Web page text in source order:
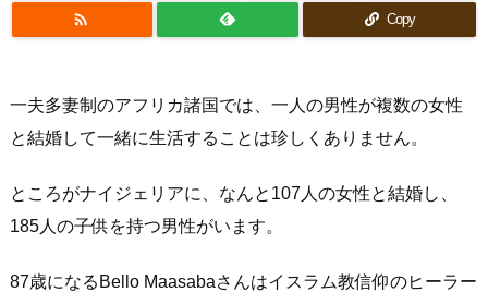
 Copy
一夫多妻制のアフリカ諸国では、一人の男性が複数の女性
と結婚して一緒に生活することは珍しくありません。
ところがナイジェリアに、なんと107人の女性と結婚し、
185人の子供を持つ男性がいます。
87歳になるBello Maasabaさんはイスラム教信仰のヒーラー